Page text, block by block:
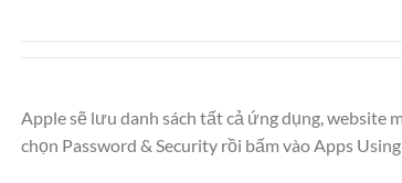
Apple sẽ lưu danh sách tất cả ứng dụng, website
chọn Password & Security rồi bấm vào Apps